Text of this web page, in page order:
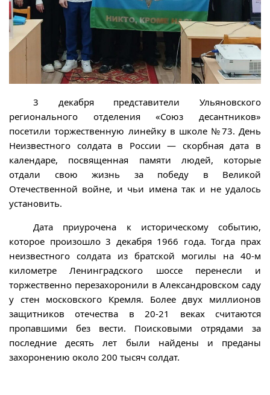
3 декабря представители Ульяновского
регионального отделения «Союз десантников»
посетили торжественную линейку в школе №73. День
Неизвестного солдата в России — скорбная дата в
календаре, посвященная памяти людей, которые
отдали свою жизнь за победу в Великой
Отечественной войне, и чьи имена так и не удалось
установить.
Дата приурочена к историческому событию,
которое произошло 3 декабря 1966 года. Тогда прах
неизвестного солдата из братской могилы на 40-м
километре Ленинградского шоссе перенесли и
торжественно перезахоронили в Александровском саду
у стен московского Кремля. Более двух миллионов
защитников отечества в 20-21 веках считаются
пропавшими без вести. Поисковыми отрядами за
последние десять лет были найдены и преданы
захоронению около 200 тысяч солдат.